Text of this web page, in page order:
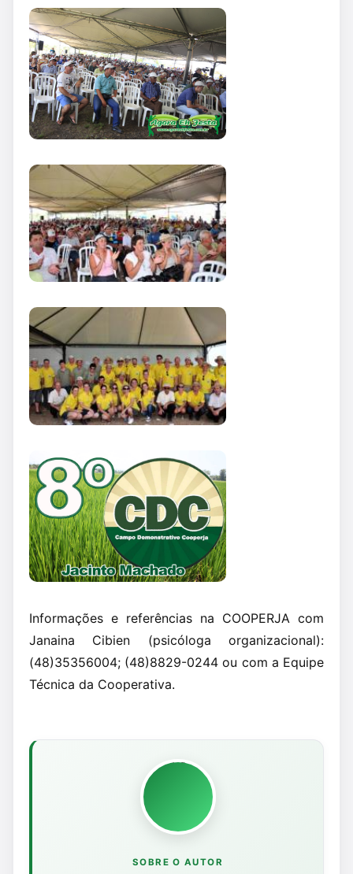
Informações e referências na COOPERJA com
Janaina Cibien (psicóloga organizacional):
(48)35356004; (48)8829-0244 ou com a Equipe
Técnica da Cooperativa.
SOBRE O AUTOR